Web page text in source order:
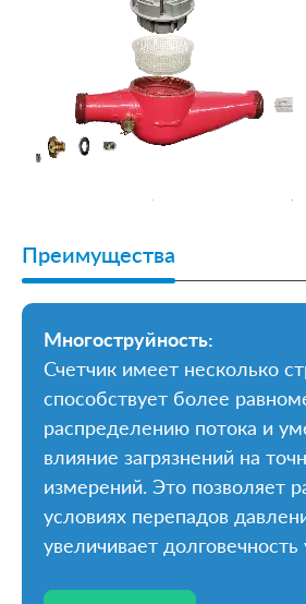
Преимущества
Многоструйность:
Счетчик имеет несколько
способствует более
распределению потока и
влияние загрязнений на
измерений. Это позволяет
условиях перепадов
увеличивает долговечность